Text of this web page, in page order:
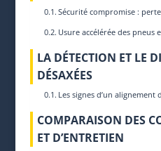
Sécurité compromise :
Usure accélérée des pneus
LA DÉTECTION ET LE
DÉSAXÉES
Les signes d’un alignement
COMPARAISON DES
ET D’ENTRETIEN